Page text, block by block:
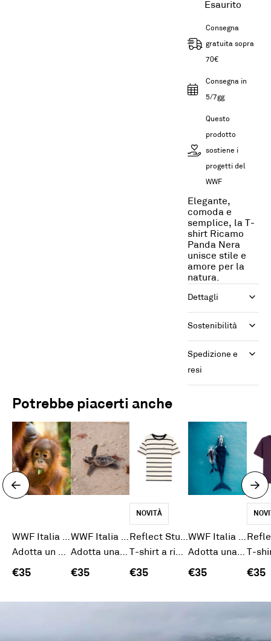
Esaurito
Consegna
gratuita sopra
70€
Consegna in
5/7gg
Questo
prodotto
sostiene i
progetti del
WWF
Elegante,
comoda e
semplice, la T-
shirt Ricamo
Panda Nera
unisce stile e
amore per la
natura.
Dettagli
Sostenibilità
Spedizione e
resi
Potrebbe piacerti anche
WWF Italia ETS
Adotta un Orango
€35
WWF Italia ETS
Adotta una Tartaruga
€35
NOVITÀ
Reflect Studio
T-shirt a righe Panda
€35
WWF Italia ETS
Adotta una Balena
€35 €35